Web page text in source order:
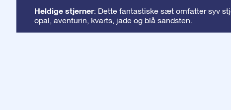
Heldige stjerner: Dette fantastiske sæt omfatter syv
opal, aventurin, kvarts, jade og blå sandsten.